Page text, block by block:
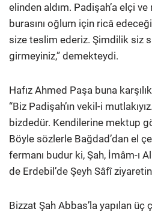
elinden aldım. Padişah’a elçi
burasını oğlum için ricâ
size teslim ederiz. Şimdilik siz
girmeyiniz,” demekteydi.
Hafız Ahmed Paşa buna
“Biz Padişah’ın vekil-i
bizdedür. Kendilerine mektup
Böyle sözlerle Bağdad’dan el
fermanı budur ki, Şah, İmâm-ı
de Erdebil’de Şeyh Sâfî
Bizzat Şah Abbas’la yapılan üç